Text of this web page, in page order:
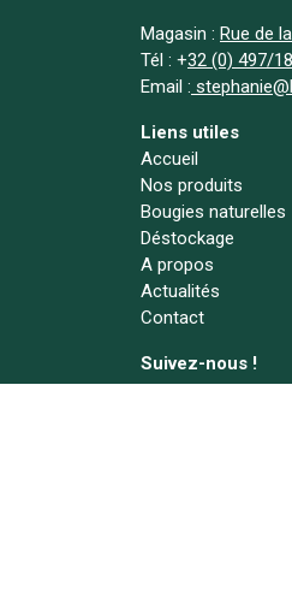
Magasin : Rue de
Tél : +32 (0) 497/
Email :
Liens utiles
Accueil
Nos produits
Bougies naturelles
Déstockage
A propos
Actualités
Contact
Suivez-nous !